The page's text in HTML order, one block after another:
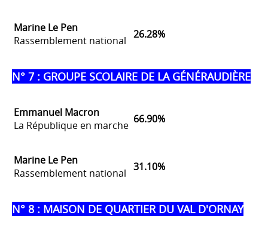
Marine Le Pen
Rassemblement national 26.28%
N° 7 : GROUPE SCOLAIRE DE LA GÉNÉRAUDIÈRE
Emmanuel Macron
La République en marche 66.90%
Marine Le Pen
Rassemblement national 31.10%
N° 8 : MAISON DE QUARTIER DU VAL D'ORNAY